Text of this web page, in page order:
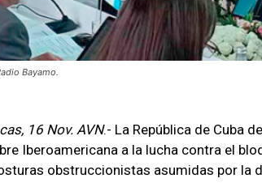
Bayamo.
16 Nov. AVN.- La República de Cuba
Iberoamericana a la lucha contra el
obstruccionistas asumidas por la